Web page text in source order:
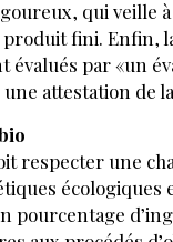
JE M’ABONNE